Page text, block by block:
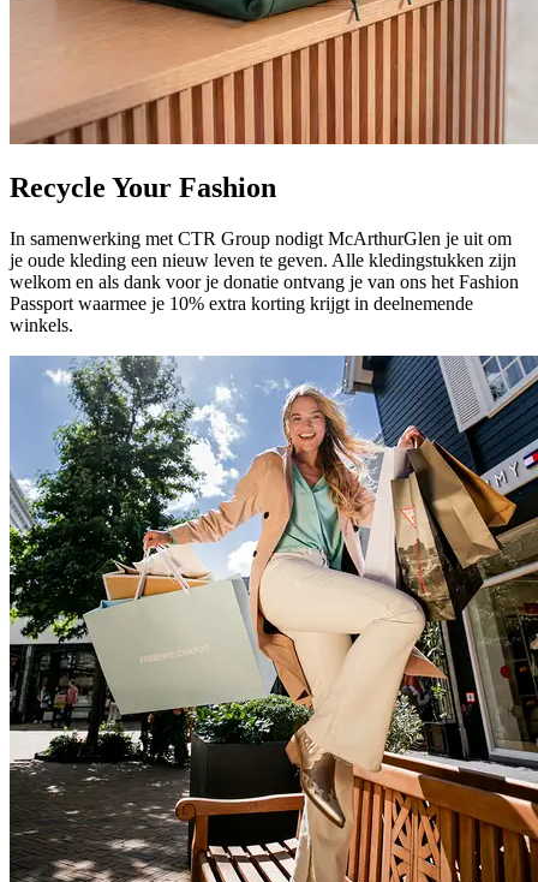
Recycle Your Fashion
In samenwerking met CTR Group nodigt McArthurGlen je uit om
je oude kleding een nieuw leven te geven. Alle kledingstukken zijn
welkom en als dank voor je donatie ontvang je van ons het Fashion
Passport waarmee je 10% extra korting krijgt in deelnemende
winkels.